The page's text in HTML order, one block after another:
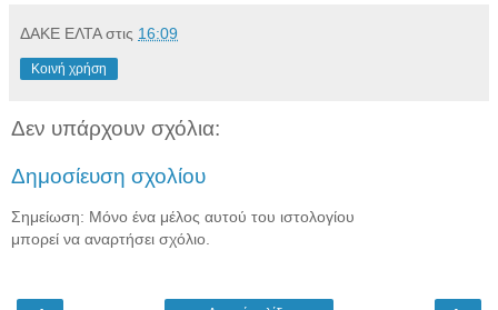
ΔΑΚΕ ΕΛΤΑ στις 16:09
Κοινή χρήση
Δεν υπάρχουν σχόλια:
Δημοσίευση σχολίου
Σημείωση: Μόνο ένα μέλος αυτού του ιστολογίου
μπορεί να αναρτήσει σχόλιο.